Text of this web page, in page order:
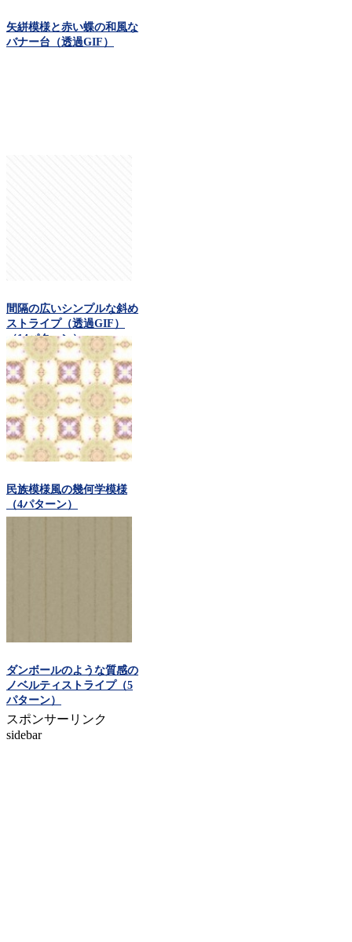
矢絣模様と赤い蝶の和風な
バナー台（透過GIF）
間隔の広いシンプルな斜め
ストライプ（透過GIF）
（14パターン）
民族模様風の幾何学模様
（4パターン）
ダンボールのような質感の
ノベルティストライプ（5
パターン）
スポンサーリンク
sidebar